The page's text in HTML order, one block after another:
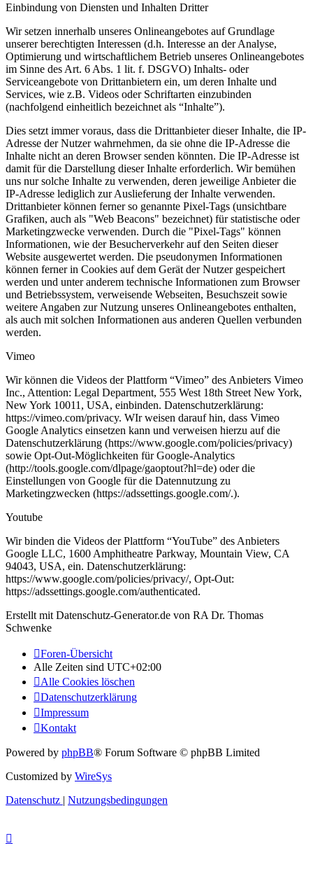
Einbindung von Diensten und Inhalten Dritter
Wir setzen innerhalb unseres Onlineangebotes auf Grundlage
unserer berechtigten Interessen (d.h. Interesse an der Analyse,
Optimierung und wirtschaftlichem Betrieb unseres Onlineangebotes
im Sinne des Art. 6 Abs. 1 lit. f. DSGVO) Inhalts- oder
Serviceangebote von Drittanbietern ein, um deren Inhalte und
Services, wie z.B. Videos oder Schriftarten einzubinden
(nachfolgend einheitlich bezeichnet als “Inhalte”).
Dies setzt immer voraus, dass die Drittanbieter dieser Inhalte, die IP-
Adresse der Nutzer wahrnehmen, da sie ohne die IP-Adresse die
Inhalte nicht an deren Browser senden könnten. Die IP-Adresse ist
damit für die Darstellung dieser Inhalte erforderlich. Wir bemühen
uns nur solche Inhalte zu verwenden, deren jeweilige Anbieter die
IP-Adresse lediglich zur Auslieferung der Inhalte verwenden.
Drittanbieter können ferner so genannte Pixel-Tags (unsichtbare
Grafiken, auch als "Web Beacons" bezeichnet) für statistische oder
Marketingzwecke verwenden. Durch die "Pixel-Tags" können
Informationen, wie der Besucherverkehr auf den Seiten dieser
Website ausgewertet werden. Die pseudonymen Informationen
können ferner in Cookies auf dem Gerät der Nutzer gespeichert
werden und unter anderem technische Informationen zum Browser
und Betriebssystem, verweisende Webseiten, Besuchszeit sowie
weitere Angaben zur Nutzung unseres Onlineangebotes enthalten,
als auch mit solchen Informationen aus anderen Quellen verbunden
werden.
Vimeo
Wir können die Videos der Plattform “Vimeo” des Anbieters Vimeo
Inc., Attention: Legal Department, 555 West 18th Street New York,
New York 10011, USA, einbinden. Datenschutzerklärung:
https://vimeo.com/privacy. WIr weisen darauf hin, dass Vimeo
Google Analytics einsetzen kann und verweisen hierzu auf die
Datenschutzerklärung (https://www.google.com/policies/privacy)
sowie Opt-Out-Möglichkeiten für Google-Analytics
(http://tools.google.com/dlpage/gaoptout?hl=de) oder die
Einstellungen von Google für die Datennutzung zu
Marketingzwecken (https://adssettings.google.com/.).
Youtube
Wir binden die Videos der Plattform “YouTube” des Anbieters
Google LLC, 1600 Amphitheatre Parkway, Mountain View, CA
94043, USA, ein. Datenschutzerklärung:
https://www.google.com/policies/privacy/, Opt-Out:
https://adssettings.google.com/authenticated.
Erstellt mit Datenschutz-Generator.de von RA Dr. Thomas
Schwenke
Foren-Übersicht
Alle Zeiten sind UTC+02:00
Alle Cookies löschen
Datenschutzerklärung
Impressum
Kontakt
Powered by phpBB® Forum Software © phpBB Limited
Customized by WireSys
Datenschutz | Nutzungsbedingungen